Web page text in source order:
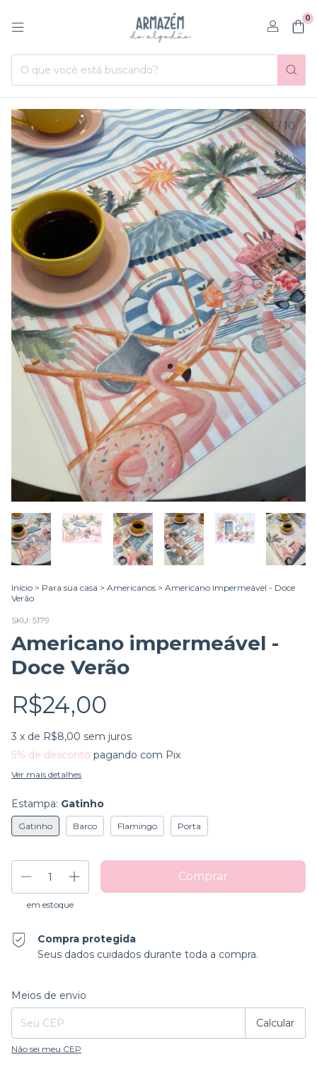
0
1/ 10
Início > Para sua casa > Americanos > Americano impermeável - Doce
Verão
SKU: 5179
Americano impermeável -
Doce Verão
R$24,00
3 x de R$8,00 sem juros
5% de desconto pagando com Pix
Ver mais detalhes
Estampa: Gatinho
Gatinho Barco Flamingo Porta
em estoque
Compra protegida
Seus dados cuidados durante toda a compra.
Entregas para o CEP:
Meios de envio
Calcular
Não sei meu CEP